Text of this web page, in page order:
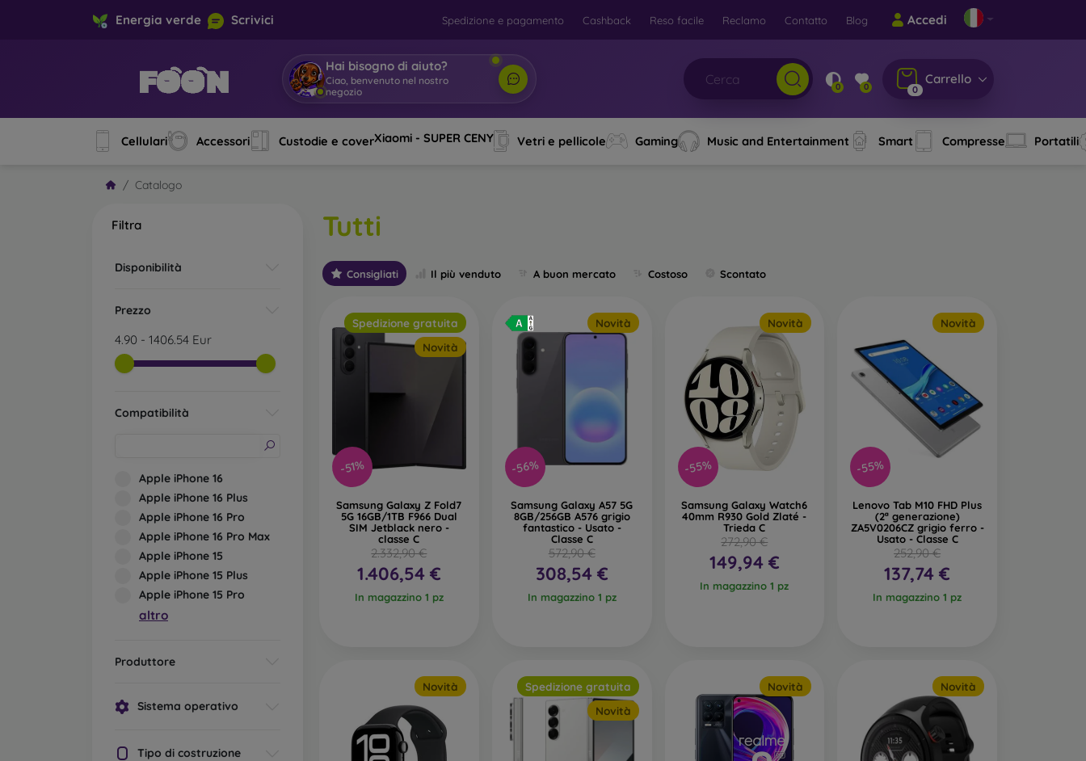
Energia verde Scrivici Spedizione e pagamento Cashback Reso facile Reclamo Contatto Blog Accedi
Hai bisogno di aiuto?
Sono Mob| 0 0 0
Carrello
Cellulari Accessori Custodie e coverXiaomi - SUPER CENY Vetri e pellicole Gaming Music and Entertainment Smart Compresse Portatili
Catalogo
Filtra
Disponibilità
Prezzo
4.90 - 1406.54 Eur
Compatibilità
Apple iPhone 16
Apple iPhone 16 Plus
Apple iPhone 16 Pro
Apple iPhone 16 Pro Max
Apple iPhone 15
Apple iPhone 15 Plus
Apple iPhone 15 Pro
altro
Produttore
Sistema operativo
Tipo di costruzione
Tutti
Consigliati Il più venduto A buon mercato Costoso Scontato
-51%
Spedizione gratuita
Novità
Samsung Galaxy Z Fold7
5G 16GB/1TB F966 Dual
SIM Jetblack nero -
classe C
2.332,90 €
1.406,54 €
In magazzino 1 pz
-56%
Novità
Samsung Galaxy A57 5G
8GB/256GB A576 grigio
fantastico - Usato -
Classe C
572,90 €
308,54 €
In magazzino 1 pz
-55%
Novità
Samsung Galaxy Watch6
40mm R930 Gold Zlaté -
Trieda C
272,90 €
149,94 €
In magazzino 1 pz
-55%
Novità
Lenovo Tab M10 FHD Plus
(2ª generazione)
ZA5V0206CZ grigio ferro -
Usato - Classe C
252,90 €
137,74 €
In magazzino 1 pz
Novità
Spedizione gratuita
Novità
Novità Novità